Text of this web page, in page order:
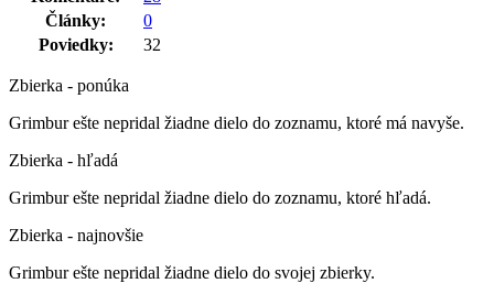
Články:
0
Poviedky:
32
Zbierka - ponúka
Grimbur ešte nepridal žiadne dielo do zoznamu, ktoré má navyše.
Zbierka - hľadá
Grimbur ešte nepridal žiadne dielo do zoznamu, ktoré hľadá.
Zbierka - najnovšie
Grimbur ešte nepridal žiadne dielo do svojej zbierky.